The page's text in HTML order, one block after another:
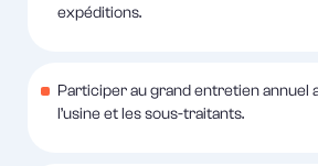
expéditions.
Participer au grand entretien annuel
l’usine et les sous-traitants.